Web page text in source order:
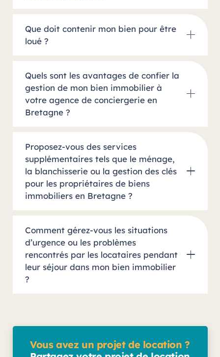
Que doit contenir mon bien pour être
loué ?
Quels sont les avantages de confier la
gestion de mon bien immobilier à
votre agence de conciergerie en
Bretagne ?
Proposez-vous des services
supplémentaires tels que le ménage,
la blanchisserie ou la gestion des clés
pour les propriétaires de biens
immobiliers en Bretagne ?
Comment gérez-vous les situations
d’urgence ou les problèmes
rencontrés par les locataires pendant
leur séjour dans mon bien immobilier
?
Vous avez un projet de location ?